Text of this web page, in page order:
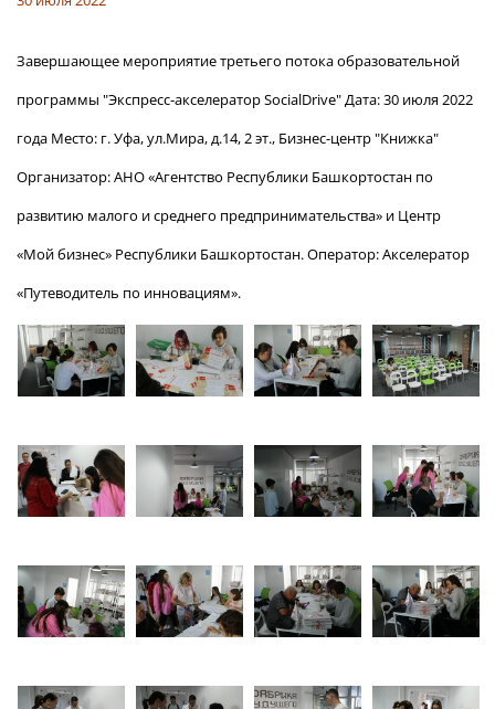
Завершающее мероприятие третьего потока образовательной
программы "Экспресс-акселератор SocialDrive" Дата: 30 июля 2022
года Место: г. Уфа, ул.Мира, д.14, 2 эт., Бизнес-центр "Книжка"
Организатор: АНО «Агентство Республики Башкортостан по
развитию малого и среднего предпринимательства» и Центр
«Мой бизнес» Реcпублики Башкортостан. Оператор: Акселератор
«Путеводитель по инновациям».